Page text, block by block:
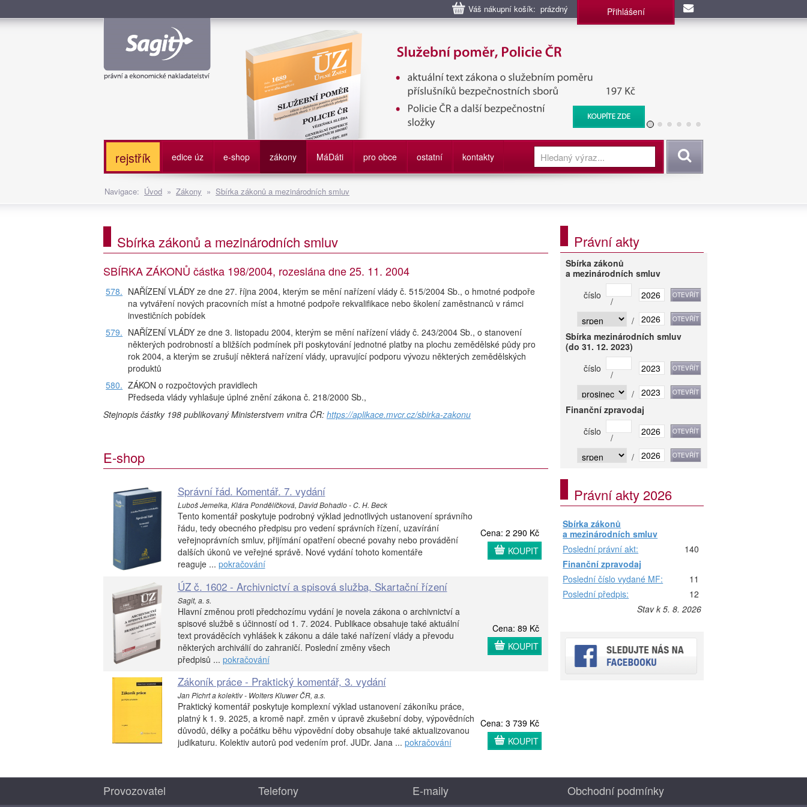
Váš nákupní košík: prázdný Přihlášení
Služební poměr příslušníků bezpečnostních sborů, Policie ČR, Vězeňská služba, BIS, Zpravodajské
služby
rejstřík edice úz e-shop zákony MáDáti pro obce ostatní kontakty Vyhledat
Navigace: Úvod » Zákony » Sbírka zákonů a mezinárodních smluv
Sbírka zákonů a mezinárodních smluv
SBÍRKA ZÁKONŮ částka 198/2004, rozeslána dne 25. 11. 2004
578. NAŘĺZENĺ VLÁDY ze dne 27. října 2004, kterým se mění nařízení vlády č. 515/2004 Sb., o hmotné podpoře
na vytváření nových pracovních míst a hmotné podpoře rekvalifikace nebo školení zaměstnanců v rámci
investičních pobídek
579. NAŘĺZENĺ VLÁDY ze dne 3. listopadu 2004, kterým se mění nařízení vlády č. 243/2004 Sb., o stanovení
některých podrobností a bližších podmínek při poskytování jednotné platby na plochu zemědělské půdy pro
rok 2004, a kterým se zrušují některá nařízení vlády, upravující podporu vývozu některých zemědělských
produktů
580. ZÁKON o rozpočtových pravidlech
Předseda vlády vyhlašuje úplné znění zákona č. 218/2000 Sb.,
Stejnopis částky 198 publikovaný Ministerstvem vnitra ČR: https://aplikace.mvcr.cz/sbirka-zakonu
E-shop
Správní řád. Komentář. 7. vydání
Luboš Jemelka, Klára Pondělíčková, David Bohadlo - C. H. Beck
Tento komentář poskytuje podrobný výklad jednotlivých ustanovení správního
řádu, tedy obecného předpisu pro vedení správních řízení, uzavírání
veřejnoprávních smluv, přijímání opatření obecné povahy nebo provádění
dalších úkonů ve veřejné správě. Nové vydání tohoto komentáře
reaguje ... pokračování
Cena: 2 290 Kč
KOUPIT
ÚZ č. 1602 - Archivnictví a spisová služba, Skartační řízení
Sagit, a. s.
Hlavní změnou proti předchozímu vydání je novela zákona o archivnictví a
spisové službě s účinností od 1. 7. 2024. Publikace obsahuje také aktuální
text prováděcích vyhlášek k zákonu a dále také nařízení vlády a převodu
některých archiválií do zahraničí. Poslední změny všech
předpisů ... pokračování
Cena: 89 Kč
KOUPIT
Zákoník práce - Praktický komentář, 3. vydání
Jan Pichrt a kolektiv - Wolters Kluwer ČR, a.s.
Praktický komentář poskytuje komplexní výklad ustanovení zákoníku práce,
platný k 1. 9. 2025, a kromě např. změn v úpravě zkušební doby, výpovědních
důvodů, délky a počátku běhu výpovědní doby obsahuje také aktualizovanou
judikaturu. Kolektiv autorů pod vedením prof. JUDr. Jana ... pokračování
Cena: 3 739 Kč
KOUPIT
Právní akty
Sbírka zákonů
a mezinárodních smluv
číslo
/
/
Sbírka mezinárodních smluv
(do 31. 12. 2023)
číslo
/
/
Finanční zpravodaj
číslo
/
/
Právní akty 2026
Sbírka zákonů
a mezinárodních smluv
Poslední právní akt:
140
Finanční zpravodaj
Poslední číslo vydané MF:
11
Poslední předpis:
12
Stav k 5. 8. 2026
Provozovatel Telefony E-maily Obchodní podmínky